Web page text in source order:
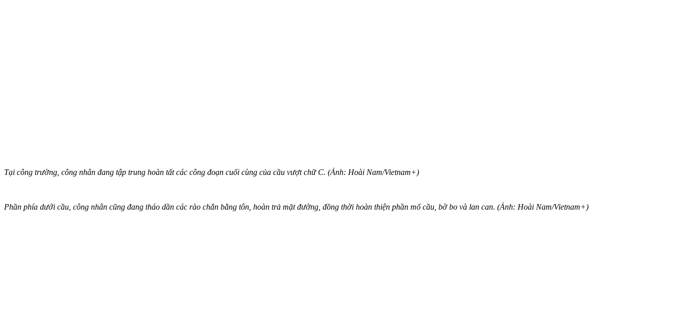
Tại công trường, công nhân đang tập trung hoàn tất các công đoạn cuối cùng của cầu vượt chữ C. (Ảnh: Hoài Nam/Vietnam+)
Phần phía dưới cầu, công nhân cũng đang tháo dần các rào chắn bằng tôn, hoàn trả mặt đường, đồng thời hoàn thiện phần mố cầu, bờ bo và lan can. (Ảnh: Hoài Nam/Vietnam+)